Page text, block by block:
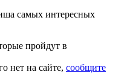
самых интересных
пройдут в
нет на сайте, сообщите